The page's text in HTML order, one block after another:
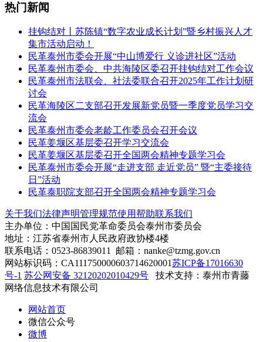
热门新闻
挂钩结对丨苏陈镇“数字农业成长计划”暨乡村振兴人才
集市活动启动！
民革泰州市委会开展“中山博爱行 义诊进社区”活动
民革泰州市委会、中共海陵区委召开挂钩结对工作会议
民革泰州市法联会、社法委联合召开2025年工作计划研
讨会
民革海陵区二支部召开发展新党员暨一季度党员学习交
流会
民革泰州市委会老龄工作委员会召开会议
民革姜堰区基层委召开学习交流会
民革姜堰区基层委召开全国两会精神专题学习会
民革泰州市委会开展“走进支部 走近党员” 暨“主委接待
日”活动
民革泰职院支部召开全国两会精神专题学习会
关于我们法律声明管理规范使用帮助联系我们
主办单位：中国国民党革命委员会泰州市委员会
地址：江苏省泰州市人民政府政协楼4楼
联系电话：0523-86839011 邮箱：nanke@tzmg.gov.cn
网站标识码：CA111750000603714620001苏ICP备17016630
号-1 苏公网安备 32120202010429号
技术支持：泰州市青藤
网络信息技术有限公司
网站首页
微信公众号
微博